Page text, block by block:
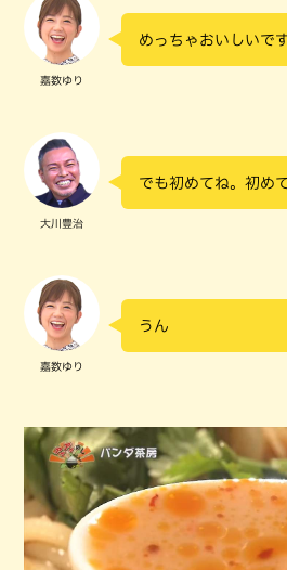
嘉数ゆり
めっちゃおいしいで
大川豊治
でも初めてね。初め
嘉数ゆり
うん